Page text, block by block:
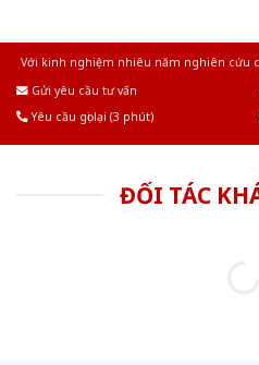
Với kinh nghiệm nhiêu năm nghiên cứu
Gửi yêu cầu tư vấn
Yêu cầu gọi lại (3 phút)
ĐỐI TÁC